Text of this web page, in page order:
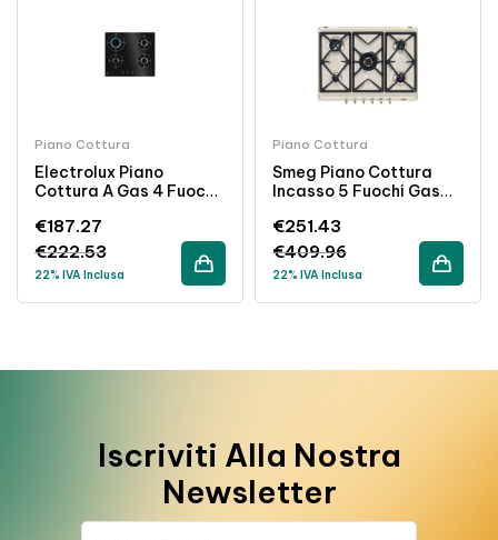
Piano Cottura
Electrolux Piano
Cottura A Gas 4 Fuochi
Incasso 60 Cm
€222.53
€187.27
22% IVA Inclusa
Piano Cottura
Smeg Piano Cottura
Incasso 5 Fuochi Gas
Colore Panna
€409.96
€251.43
22% IVA Inclusa
Iscriviti Alla Nostra
Newsletter